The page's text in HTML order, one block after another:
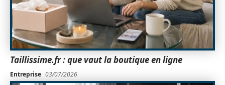
Taillissime.fr : que vaut la boutique en ligne
Entreprise 03/07/2026